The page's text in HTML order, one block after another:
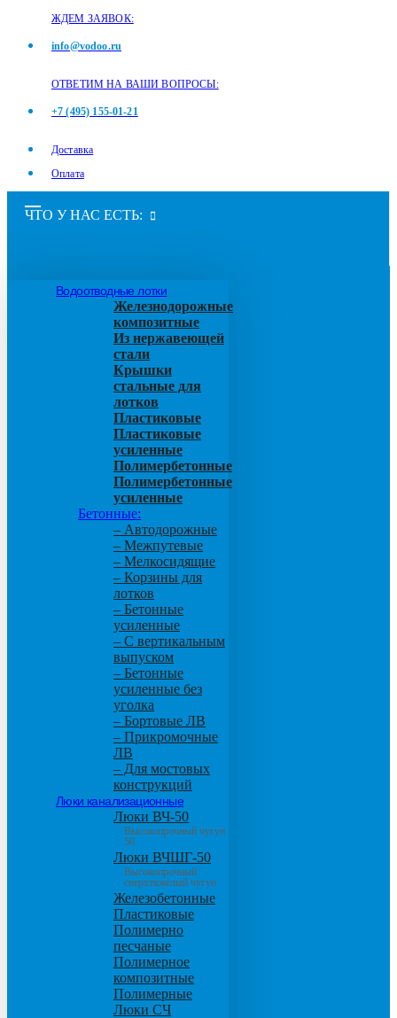
ЖДЕМ ЗАЯВОК:
info@vodoo.ru
ОТВЕТИМ НА ВАШИ ВОПРОСЫ:
+7 (495) 155-01-21
Доставка
Оплата
ЧТО У НАС ЕСТЬ:
Водоотводные лотки
Железнодорожные
композитные
Из нержавеющей
стали
Крышки
стальные для
лотков
Пластиковые
Пластиковые
усиленные
Полимербетонные
Полимербетонные
усиленные
Бетонные:
– Автодорожные
– Межпутевые
– Мелкосидящие
– Корзины для
лотков
– Бетонные
усиленные
– С вертикальным
выпуском
– Бетонные
усиленные без
уголка
– Бортовые ЛВ
– Прикромочные
ЛВ
– Для мостовых
конструкций
Люки канализационные
Люки ВЧ-50
Высокопрочный чугун
50
Люки ВЧШГ-50
Высокопрочный
сверхтяжелый чугун
Железобетонные
Пластиковые
Полимерно
песчаные
Полимерное
композитные
Полимерные
Люки СЧ